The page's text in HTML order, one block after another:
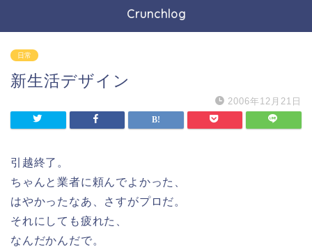
Crunchlog
日常
新生活デザイン
2006年12月21日
引越終了。
ちゃんと業者に頼んでよかった、
はやかったなあ、さすがプロだ。
それにしても疲れた、
なんだかんだで。